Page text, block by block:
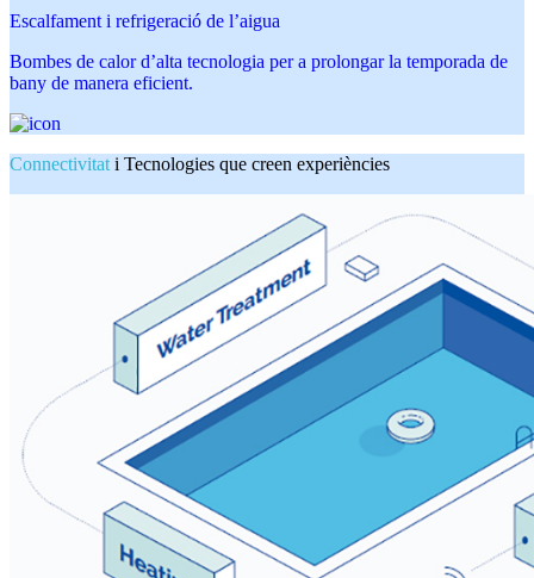
Escalfament i refrigeració de l’aigua
Bombes de calor d’alta tecnologia per a prolongar la temporada de
bany de manera eficient.
Connectivitat i Tecnologies que creen experiències